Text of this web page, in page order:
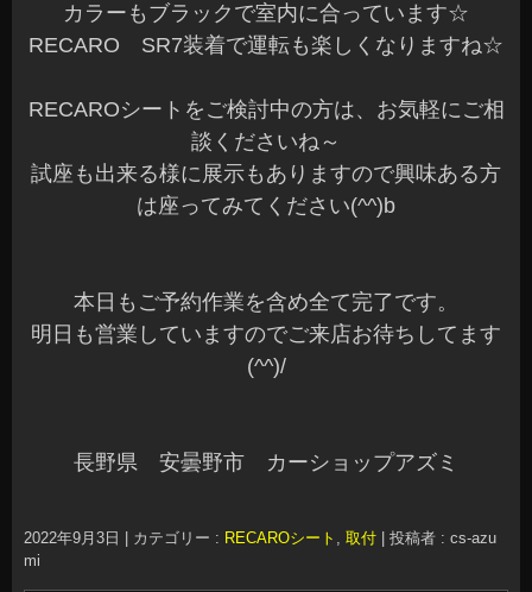
カラーもブラックで室内に合っています☆
RECARO SR7装着で運転も楽しくなりますね☆
RECAROシートをご検討中の方は、お気軽にご相
談くださいね～
試座も出来る様に展示もありますので興味ある方
は座ってみてください(^^)b
本日もご予約作業を含め全て完了です。
明日も営業していますのでご来店お待ちしてます
(^^)/
長野県 安曇野市 カーショップアズミ
2022年9月3日 カテゴリー : RECAROシート , 取付
投稿者 : cs-azu
mi